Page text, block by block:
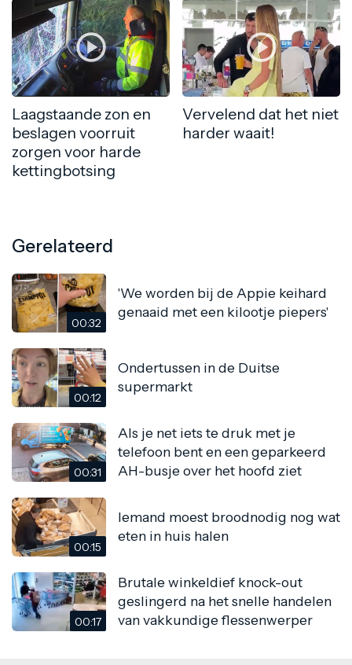
Laagstaande zon en
beslagen voorruit
zorgen voor harde
kettingbotsing
Vervelend dat het niet
harder waait!
Gerelateerd
00:32
'We worden bij de Appie keihard
genaaid met een kilootje piepers'
00:12
Ondertussen in de Duitse
supermarkt
00:31
Als je net iets te druk met je
telefoon bent en een geparkeerd
AH-busje over het hoofd ziet
00:15
Iemand moest broodnodig nog wat
eten in huis halen
00:17
Brutale winkeldief knock-out
geslingerd na het snelle handelen
van vakkundige flessenwerper